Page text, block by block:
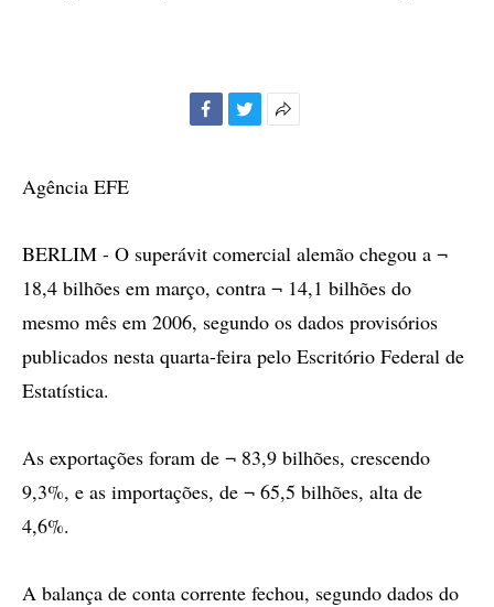
Agência EFE
BERLIM - O superávit comercial alemão chegou a ¬
18,4 bilhões em março, contra ¬ 14,1 bilhões do
mesmo mês em 2006, segundo os dados provisórios
publicados nesta quarta-feira pelo Escritório Federal de
Estatística.
As exportações foram de ¬ 83,9 bilhões, crescendo
9,3%, e as importações, de ¬ 65,5 bilhões, alta de
4,6%.
A balança de conta corrente fechou, segundo dados do